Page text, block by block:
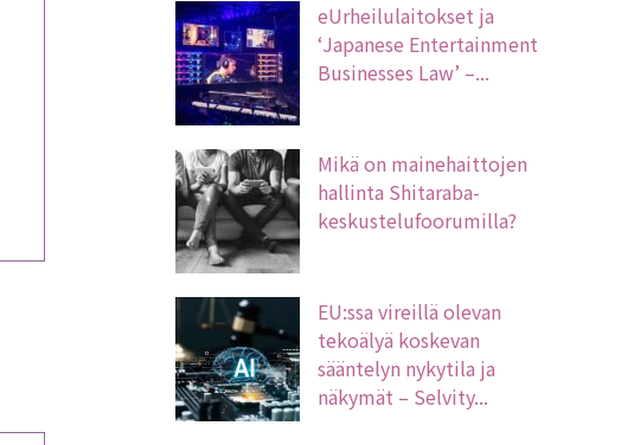
eUrheilulaitokset ja
‘Japanese Entertainment
Businesses Law’ –...
Mikä on mainehaittojen
hallinta Shitaraba-
keskustelufoorumilla?
EU:ssa vireillä olevan
tekoälyä koskevan
sääntelyn nykytila ja
näkymät – Selvity...